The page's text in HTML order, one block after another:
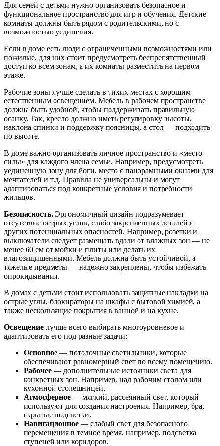
Для семей с детьми нужно организовать безопасное и
функциональное пространство для игр и обучения. Детские
комнаты должны быть рядом с родительскими, но с
возможностью уединения.
Если в доме есть люди с ограниченными возможностями или
пожилые, для них стоит предусмотреть беспрепятственный
доступ ко всем зонам, а их комнаты разместить на первом
этаже.
Рабочие зоны лучше сделать в тихих местах с хорошим
естественным освещением. Мебель в рабочем пространстве
должна быть удобной, чтобы поддерживать правильную
осанку. Так, кресло должно иметь регулировку высоты,
наклона спинки и поддержку поясницы, а стол — подходить
по высоте.
В доме важно организовать личное пространство и «место
силы» для каждого члена семьи. Например, предусмотреть
уединенную зону для йоги, место с панорамными окнами для
мечтателей и т.д. Правила не универсальны и могут
адаптироваться под конкретные условия и потребности
жильцов.
Безопасность. Эргономичный дизайн подразумевает
отсутствие острых углов, слабо закрепленных деталей и
других потенциальных опасностей. Например, розетки и
выключатели следует размещать вдали от влажных зон — не
менее 60 см от мойки и плиты или делать их
влагозащищенными. Мебель должна быть устойчивой, а
тяжелые предметы — надежно закреплены, чтобы избежать
опрокидывания.
В домах с детьми стоит использовать защитные накладки на
острые углы, блокираторы на шкафы с бытовой химией, а
также нескользящие покрытия в ванной и на кухне.
Освещение лучше всего выбирать многоуровневое и
адаптировать его под разные задачи:
Основное — потолочные светильники, которые
обеспечивают равномерный свет по всему помещению.
Рабочее — дополнительные источники света для
конкретных зон. Например, над рабочим столом или
кухонной столешницей.
Атмосферное — мягкий, рассеянный свет, который
используют для создания настроения. Например, бра,
скрытые подсветки.
Навигационное — слабый свет для безопасного
перемещения в темное время, например, подсветка
ступеней или коридоров.